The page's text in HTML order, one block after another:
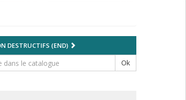
DESTRUCTIFS (END)
Ok